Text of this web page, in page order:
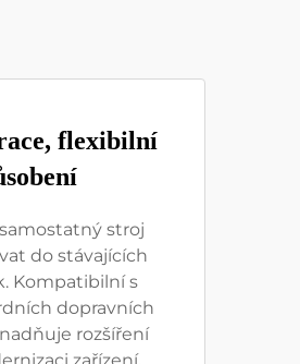
flexibilní
stroj
do stávajících
Kompatibilní s
dopravních
rozšíření
zařízení.